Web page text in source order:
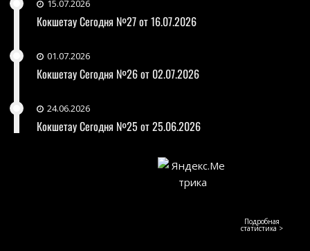
15.07.2026
Кокшетау Сегодня №27 от 16.07.2026
01.07.2026
Кокшетау Сегодня №26 от 02.07.2026
24.06.2026
Кокшетау Сегодня №25 от 25.06.2026
Подробная
статистика >